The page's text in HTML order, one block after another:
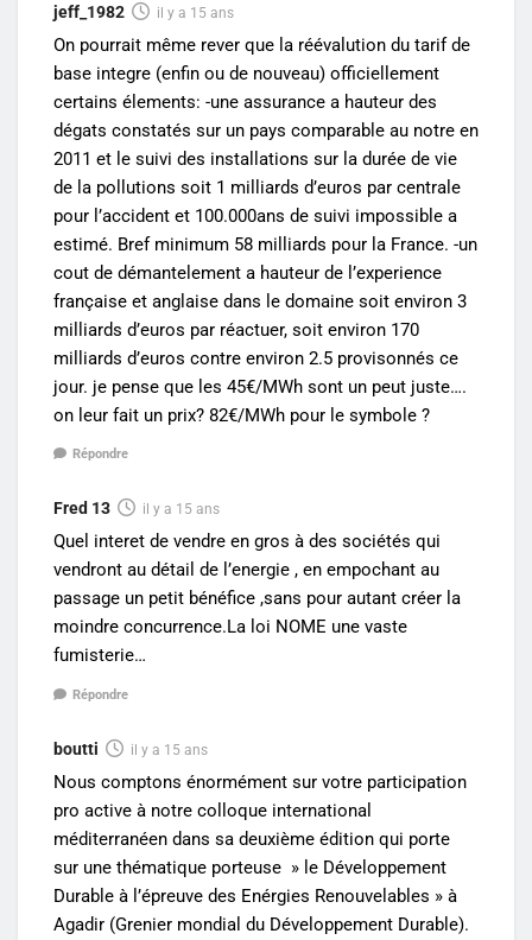
jeff_1982 il y a 15 ans
On pourrait même rever que la réévalution du tarif de
base integre (enfin ou de nouveau) officiellement
certains élements: -une assurance a hauteur des
dégats constatés sur un pays comparable au notre en
2011 et le suivi des installations sur la durée de vie
de la pollutions soit 1 milliards d’euros par centrale
pour l’accident et 100.000ans de suivi impossible a
estimé. Bref minimum 58 milliards pour la France. -un
cout de démantelement a hauteur de l’experience
française et anglaise dans le domaine soit environ 3
milliards d’euros par réactuer, soit environ 170
milliards d’euros contre environ 2.5 provisonnés ce
jour. je pense que les 45€/MWh sont un peut juste….
on leur fait un prix? 82€/MWh pour le symbole ?
Répondre
Fred 13 il y a 15 ans
Quel interet de vendre en gros à des sociétés qui
vendront au détail de l’energie , en empochant au
passage un petit bénéfice ,sans pour autant créer la
moindre concurrence.La loi NOME une vaste
fumisterie…
Répondre
boutti il y a 15 ans
Nous comptons énormément sur votre participation
pro active à notre colloque international
méditerranéen dans sa deuxième édition qui porte
sur une thématique porteuse » le Développement
Durable à l’épreuve des Enérgies Renouvelables » à
Agadir (Grenier mondial du Développement Durable).